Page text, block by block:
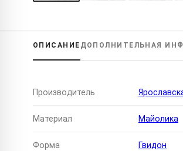
ОПИСАНИЕ ДОПОЛНИТЕЛЬНАЯ
Производитель
Материал Майолика
Форма Гвидон